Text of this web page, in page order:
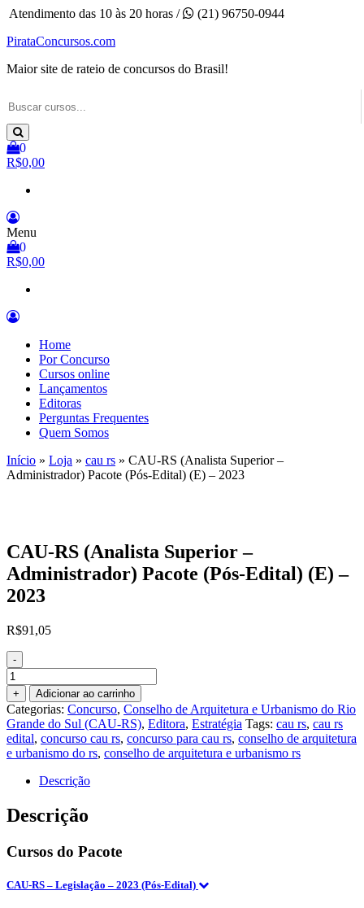
Pular
o
Atendimento das 10 às 20 horas /
(21) 96750-0944
PirataConcursos.com
Maior site de rateio de concursos do Brasil!
0
R$0,00
Menu
0
R$0,00
Home
Por Concurso
Cursos online
Lançamentos
Editoras
Perguntas Frequentes
Quem Somos
Início » Loja » cau rs » CAU-RS (Analista Superior –
Administrador) Pacote (Pós-Edital) (E) – 2023
CAU-RS (Analista Superior –
Administrador) Pacote (Pós-Edital) (E) –
2023
R$91,05
-
CAU-
RS
(Analista
Superior
-
Administrador)
Pacote
(Pós-
Edital)
(E)
-
quantidade
+ Adicionar ao carrinho
Categorias: Concurso, Conselho de Arquitetura e Urbanismo do Rio
Grande do Sul (CAU-RS), Editora, Estratégia Tags: cau rs, cau rs
edital, concurso cau rs, concurso para cau rs, conselho de arquitetura
e urbanismo do rs, conselho de arquitetura e urbanismo rs
Descrição
Descrição
Cursos do Pacote
CAU-RS – Legislação – 2023 (Pós-Edital)